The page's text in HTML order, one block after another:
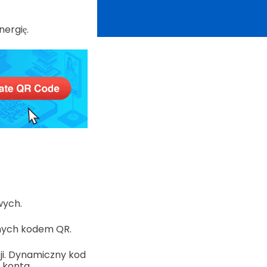
kodem QR.
Dynamiczny kod